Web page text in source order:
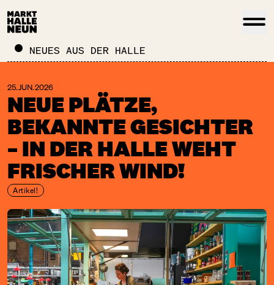
NEUES AUS DER HALLE
25. JUN. 2026
NEUE PLÄTZE,
BEKANNTE GESICHTER
– IN DER HALLE WEHT
FRISCHER WIND!
Artikel!